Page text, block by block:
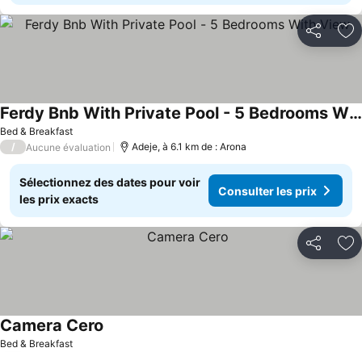
Partager
Bed & Breakfast
Ferdy Bnb With Private Pool - 5 Bedrooms With View
Consulter les prix
/ Aucune évaluation Adeje, à 6.1 km de : Arona
Sélectionnez des dates pour voir
les prix exacts
Consulter les prix
Partager
Bed & Breakfast
Camera Cero